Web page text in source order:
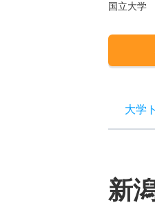
国立大学
大学
新